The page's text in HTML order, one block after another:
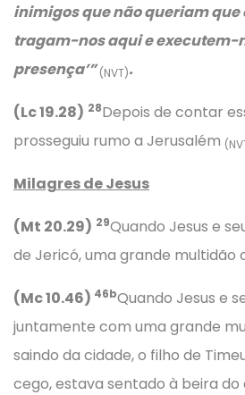
inimigos que não queriam que
tragam-nos aqui e executem-
presença’”(NVT).
(Lc 19.28) 28Depois de contar
prosseguiu rumo a Jerusalém
Milagres de Jesus
(Mt 20.29) 29Quando Jesus e
de Jericó, uma grande multidão
(Mc 10.46) 46bQuando Jesus e
juntamente com uma grande
saindo da cidade, o filho de
cego, estava sentado à beira